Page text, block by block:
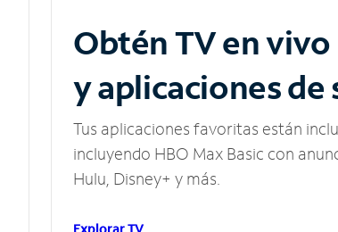
Obtén TV en vivo
y aplicaciones de
Tus aplicaciones favoritas están
incluyendo HBO Max Basic con
Hulu, Disney+ y más.